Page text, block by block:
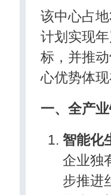
该中心占
计划实现
标，并推
心优势体
一、全产
智能化
企业独
步推进